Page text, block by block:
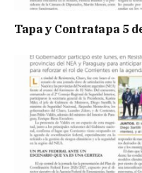
Tapa y Contratapa 5